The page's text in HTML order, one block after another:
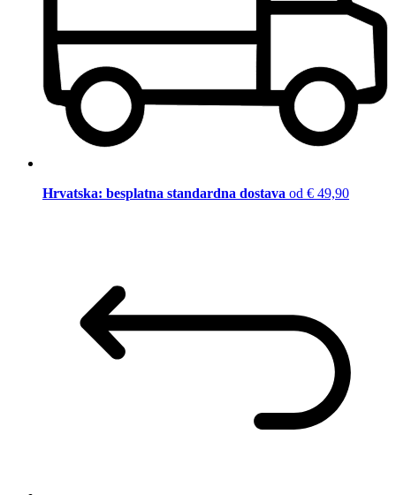
Hrvatska: besplatna standardna dostava od € 49,90